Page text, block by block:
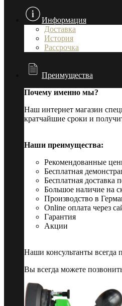
Информация
Доставка
История
Рассрочка
Преимущества
Почему именно мы?
Наш интернет магазин
кратчайшие сроки и
Наши преимущества:
Рекомендованные
Бесплатная
Бесплатная доставка
Большое наличие на
Производство в
Online оплата через
Гарантия
Акции
Наши консультанты
Вы всегда можете